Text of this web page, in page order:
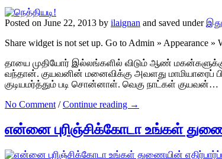
Posted on June 22, 2013 by ilaignan and saved under
Share widget is not set up. Go to Admin » Appearance »
தாயை முதியோர் இல்லங்களில் விடும் ஆண்
வந்தான். குயவனின் மனைவிக்கு அவளது மாமியாரைப்
குடியமர்த்தும் படி சொன்னாள். வெகு நாட்கள் குயவன்…
No Comment /Continue reading →
என்னை புரிஞ்சிக்கோடா உங்கள்